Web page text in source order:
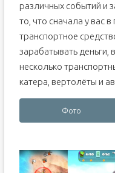
различных событий и
то, что сначала у вас
транспортное
зарабатывать
несколько
катера, вертолёты и
Фото